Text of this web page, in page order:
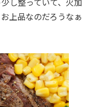
上品なのだろうなぁ